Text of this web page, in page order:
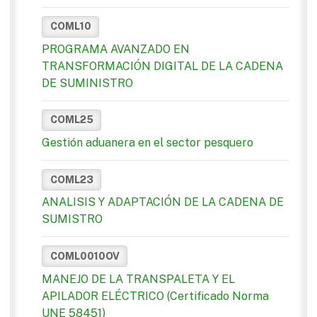
COML10
PROGRAMA AVANZADO EN
TRANSFORMACIÓN DIGITAL DE LA CADENA
DE SUMINISTRO
COML25
Gestión aduanera en el sector pesquero
COML23
ANALISIS Y ADAPTACIÓN DE LA CADENA DE
SUMISTRO
COML0010OV
MANEJO DE LA TRANSPALETA Y EL
APILADOR ELÉCTRICO (Certificado Norma
UNE 58451)